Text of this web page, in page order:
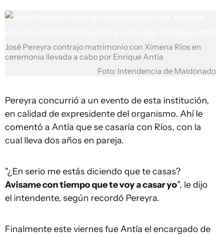
José Pereyra contrajo matrimonio con Ximena Ríos en
ceremonia llevada a cabo por Enrique Antía
Foto: Intendencia de Maldonado
Pereyra concurrió a un evento de esta institución,
en calidad de expresidente del organismo. Ahí le
comentó a Antía que se casaría con Ríos, con la
cual lleva dos años en pareja.
"¿En serio me estás diciendo que te casas?
Avisame con tiempo que te voy a casar yo", le dijo
el intendente, según recordó Pereyra.
Finalmente este viernes fue Antía el encargado de